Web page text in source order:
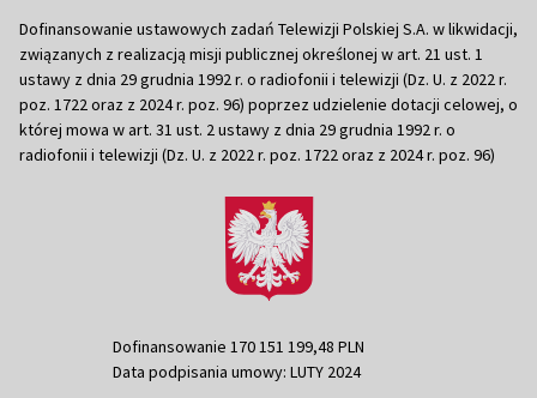
Dofinansowanie ustawowych zadań Telewizji Polskiej S.A. w likwidacji,
związanych z realizacją misji publicznej określonej w art. 21 ust. 1
ustawy z dnia 29 grudnia 1992 r. o radiofonii i telewizji (Dz. U. z 2022 r.
poz. 1722 oraz z 2024 r. poz. 96) poprzez udzielenie dotacji celowej, o
której mowa w art. 31 ust. 2 ustawy z dnia 29 grudnia 1992 r. o
radiofonii i telewizji (Dz. U. z 2022 r. poz. 1722 oraz z 2024 r. poz. 96)
Dofinansowanie 170 151 199,48 PLN
Data podpisania umowy: LUTY 2024